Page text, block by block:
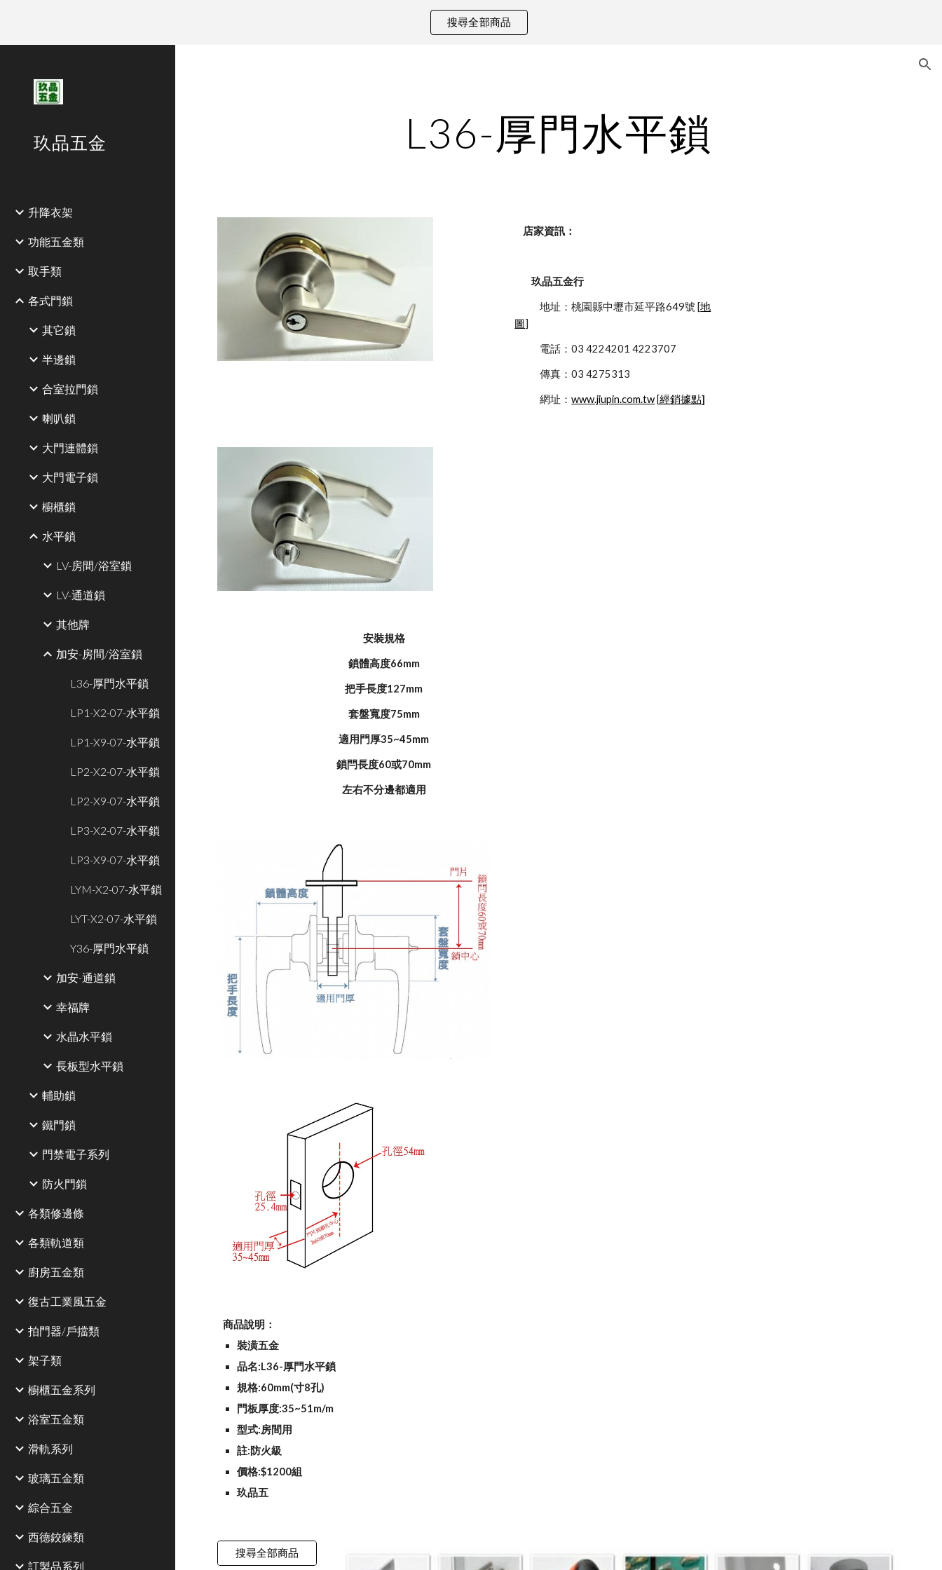
搜尋全部商品
玖品五金
升降衣架
功能五金類
取手類
各式門鎖
其它鎖
半邊鎖
合室拉門鎖
喇叭鎖
大門連體鎖
大門電子鎖
櫥櫃鎖
水平鎖
LV-房間/浴室鎖
LV-通道鎖
其他牌
加安-房間/浴室鎖
L36-厚門水平鎖
LP1-X2-07-水平鎖
LP1-X9-07-水平鎖
LP2-X2-07-水平鎖
LP2-X9-07-水平鎖
LP3-X2-07-水平鎖
LP3-X9-07-水平鎖
LYM-X2-07-水平鎖
LYT-X2-07-水平鎖
Y36-厚門水平鎖
加安-通道鎖
幸福牌
水晶水平鎖
長板型水平鎖
輔助鎖
鐵門鎖
門禁電子系列
防火門鎖
各類修邊條
各類軌道類
廚房五金類
復古工業風五金
拍門器/戶擋類
架子類
櫥櫃五金系列
浴室五金類
滑軌系列
玻璃五金類
綜合五金
西德鉸鍊類
訂製品系列
L36-厚門水平鎖
    店家資訊：
玖品五金行
            地址：桃園縣中壢市延平路649號 [
地
圖]
            電話：03 4224201 4223707
            傳真：03 4275313
            網址：
www.jiupin.com.tw [經銷據點]
安裝規格
鎖體高度66mm
把手長度127mm
套盤寬度75mm
適用門厚35~45mm
鎖閂長度60或70mm
左右不分邊都適用
商品說明：
裝潢五金
品名:L36-厚門水平鎖
規格:60mm(寸8孔)
門板厚度:35~51m/m
型式:房間用
註:防火級
價格:$1200組
玖品五
搜尋全部商品